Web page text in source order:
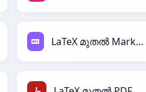
LaTeX മുതൽ Markdown